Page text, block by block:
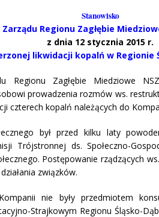
Stanowisko
Regionu Zagłębie
z dnia 12 stycznia 2015 r.
likwidacji kopalń w Regionie
Regionu Zagłębie Miedziowe
prowadzenia rozmów ws.
czterech kopalń należących do
był przed kilku laty
Trójstronnej ds. Społeczno-
Postępowanie rządzących
związków.
nie były przedmiotem
Strajkowym Regionu Śląsko-